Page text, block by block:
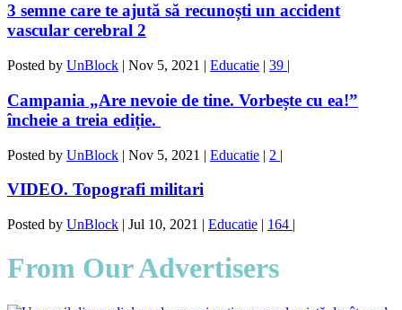
3 semne care te ajută să recunoști un accident
vascular cerebral 2
Posted by UnBlock | Nov 5, 2021 | Educatie | 39 |
Campania „Are nevoie de tine. Vorbește cu ea!”
încheie a treia ediție.
Posted by UnBlock | Nov 5, 2021 | Educatie | 2 |
VIDEO. Topografi militari
Posted by UnBlock | Jul 10, 2021 | Educatie | 164 |
From Our Advertisers